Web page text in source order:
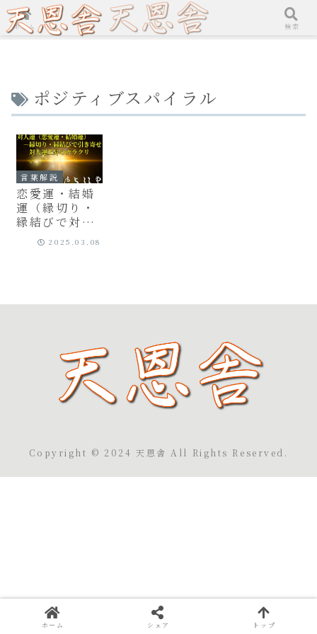
ポジティブスパイラル
言葉解説
恋愛運・結婚
運（縁切り・
縁結びで対人
運を引き寄せ
る）
2025.03.08
Copyright © 2024 天恩舎 All Rights Reserved.
ホーム 検索
ホーム シェア トップ